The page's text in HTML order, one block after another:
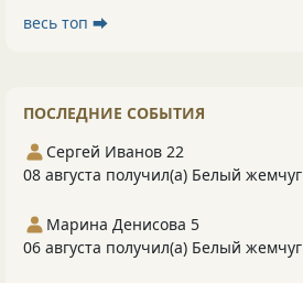
весь топ ⮕
ПОСЛЕДНИЕ СОБЫТИЯ
Сергей Иванов 22
08 августа получил(а) Белый жемчуг
Марина Денисова 5
06 августа получил(а) Белый жемчуг